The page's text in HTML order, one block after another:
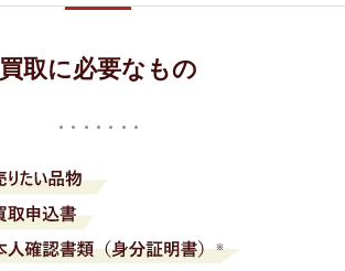
買取に必要なもの